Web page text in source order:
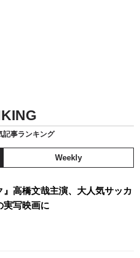
記事ランキング
Weekly
』高橋文哉主演、大人気サッカ
実写映画に